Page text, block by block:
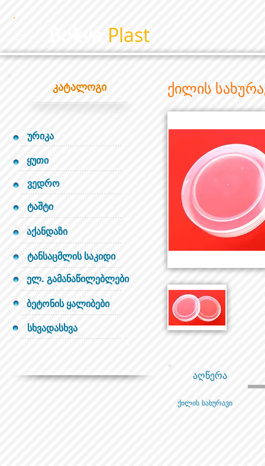
Plast
კატალოგი
ურიკა
ყუთი
ვედრო
ტაშტი
აქანდაზი
ტანსაცმლის საკიდი
ელ. გამანაწილებლები
ბეტონის ყალიბები
სხვადასხვა
ქილის
აღწერა
ქილის სახურავი